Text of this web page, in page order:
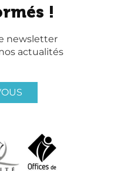
!
newsletter
actualités